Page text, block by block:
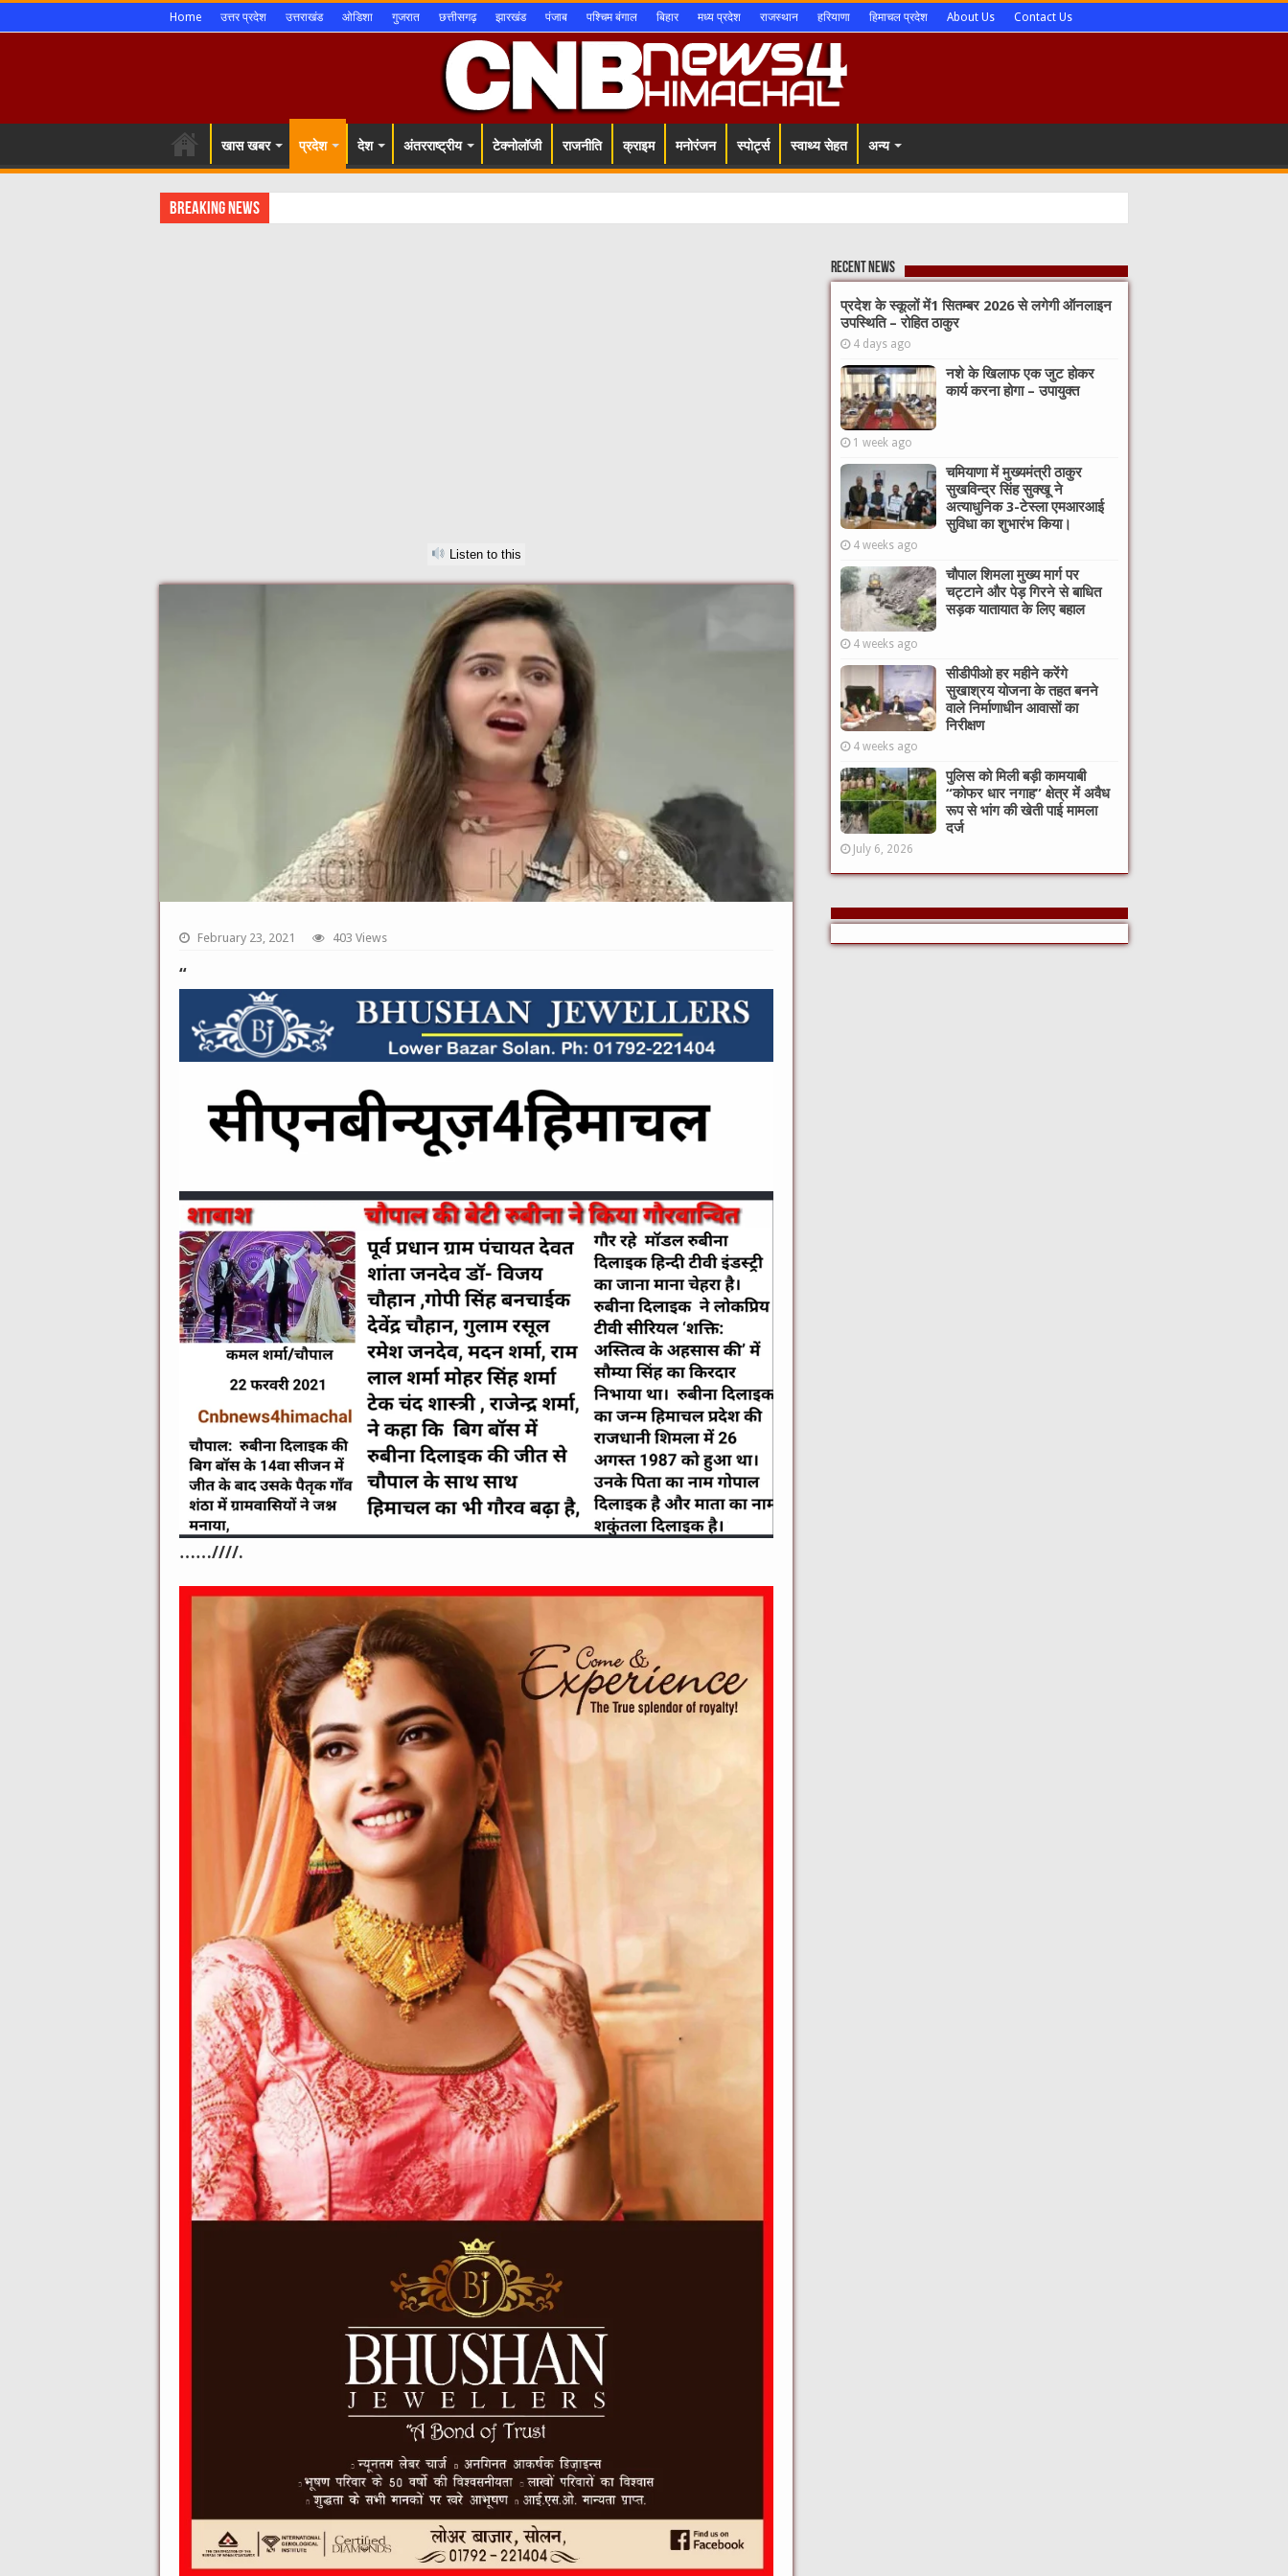
Home उत्तर प्रदेश उत्तराखंड ओडिशा गुजरात छत्तीसगढ़ झारखंड पंजाब पश्चिम बंगाल बिहार मध्य प्रदेश राजस्थान हरियाणा हिमाचल प्रदेश About Us Contact Us
खास खबर प्रदेश देश अंतरराष्ट्रीय टेक्नोलॉजी राजनीति क्राइम मनोरंजन स्पोर्ट्स स्वाथ्य सेहत अन्य
Breaking News
Listen to this
February 23, 2021 403 Views
“
……////.
Recent News
प्रदेश के स्कूलों में1 सितम्बर 2026 से लगेगी ऑनलाइन
उपस्थिति – रोहित ठाकुर
4 days ago
नशे के खिलाफ एक जुट होकर
कार्य करना होगा – उपायुक्त
1 week ago
चमियाणा में मुख्यमंत्री ठाकुर
सुखविन्द्र सिंह सुक्खू ने
अत्याधुनिक 3-टेस्ला एमआरआई
सुविधा का शुभारंभ किया।
4 weeks ago
चौपाल शिमला मुख्य मार्ग पर
चट्टाने और पेड़ गिरने से बाधित
सड़क यातायात के लिए बहाल
4 weeks ago
सीडीपीओ हर महीने करेंगे
सुखाश्रय योजना के तहत बनने
वाले निर्माणाधीन आवासों का
निरीक्षण
4 weeks ago
पुलिस को मिली बड़ी कामयाबी
“कोफर धार नगाह” क्षेत्र में अवैध
रूप से भांग की खेती पाई मामला
दर्ज
July 6, 2026